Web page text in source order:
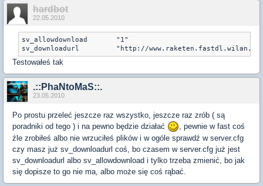
hardbot
22.05.2010
sv_allowdownload       "1"
sv_downloadurl         "http://
Testowałeś tak
.::PhaNtoMaS::.
23.05.2010
Po prostu przeleć jeszcze raz wszystko, jeszcze raz zrób ( są
poradniki od tego ) i na pewno będzie działać
, pewnie w fast coś
źle zrobiłeś albo nie wrzuciłeś plików i w ogóle sprawdź w server.cfg
czy masz już sv_downloadurl coś, bo czasem w server.cfg już jest
sv_downloadurl albo sv_allowdownload i tylko trzeba zmienić, bo jak
się dopisze to go nie ma, albo może się coś rąbać.